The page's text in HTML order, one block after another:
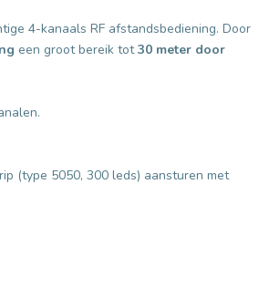
4-kanaals RF afstandsbediening. Door
een groot bereik tot30 meter door
(type 5050, 300 leds) aansturen met